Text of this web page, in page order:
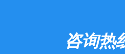
咨询热